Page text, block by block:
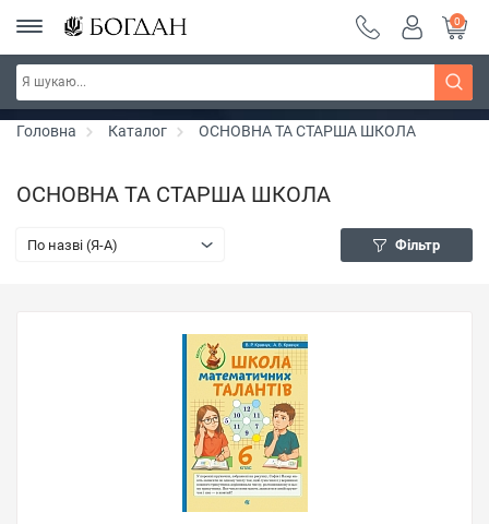
Серія "Чейзіана" ~ знижка 20%
0
Головна Каталог ОСНОВНА ТА СТАРША ШКОЛА
ОСНОВНА ТА СТАРША ШКОЛА
По назві (Я-А) Фільтр